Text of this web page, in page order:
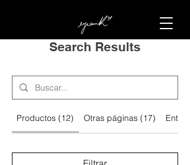
Search Results
Productos (12) Otras páginas (17)